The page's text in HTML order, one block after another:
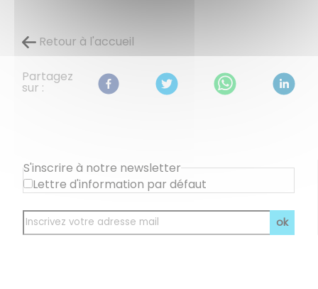
Retour à l'accueil
Partagez
sur :
S'inscrire à notre newsletter
Lettre d'information par défaut
ok